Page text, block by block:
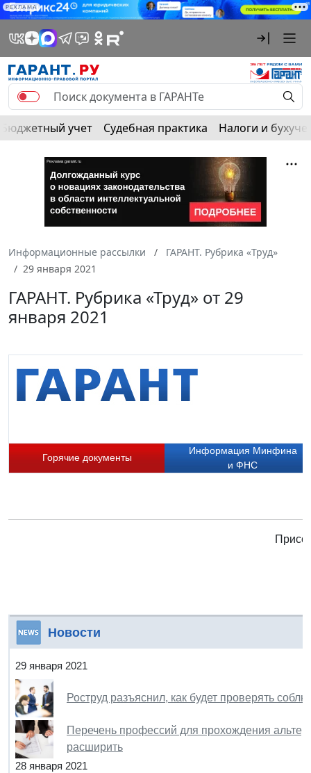
РЕКЛАМА
Бюджетный учет Судебная практика Налоги и
Информационные рассылки
ГАРАНТ. Рубрика «Труд»
29 января 2021
ГАРАНТ. Рубрика «Труд» от 29
января 2021
Горячие документы
Информация Минфина
и ФНС
Новости
29 января 2021
Роструд разъяснил, как будет проверять
Перечень профессий для прохождения
расширить
28 января 2021